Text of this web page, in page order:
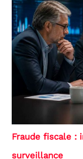
Fraude fiscale :
surveillance